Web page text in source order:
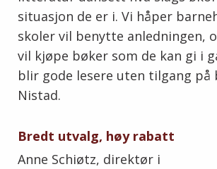
situasjon de er i. Vi håper
skoler vil benytte anledningen,
vil kjøpe bøker som de kan gi i
blir gode lesere uten tilgang på
Nistad.
Bredt utvalg, høy rabatt
Anne Schiøtz, direktør i